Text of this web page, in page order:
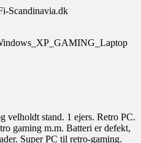
Scandinavia.dk
velholdt stand. 1 ejers. Retro PC.
gaming m.m. Batteri er defekt,
Super PC til retro-gaming.